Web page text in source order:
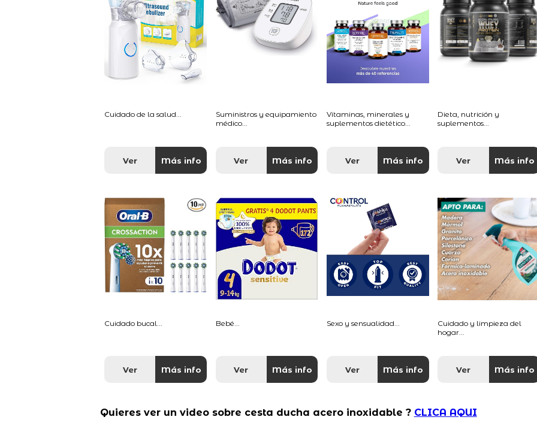
Cuidado de la salud...
Ver Más info
Suministros y equipamiento
médico...
Ver Más info
Vitaminas, minerales y
suplementos dietético...
Ver Más info
Dieta, nutrición y
suplementos...
Ver Más info
Cuidado bucal...
Ver Más info
Bebé...
Ver Más info
Sexo y sensualidad...
Ver Más info
Cuidado y limpieza del
hogar...
Ver Más info
Quieres ver un video sobre cesta ducha acero inoxidable ? CLICA AQUI